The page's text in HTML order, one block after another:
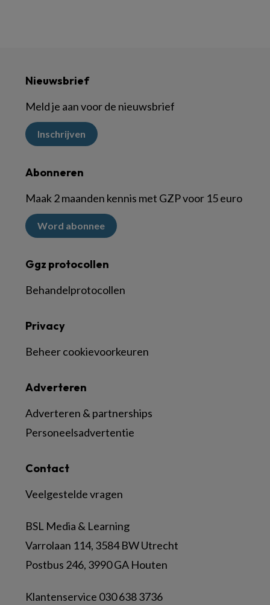
Nieuwsbrief
Meld je aan voor de nieuwsbrief
Inschrijven
Abonneren
Maak 2 maanden kennis met GZP voor 15 euro
Word abonnee
Ggz protocollen
Behandelprotocollen
Contact
Veelgestelde vragen
BSL Media & Learning
Varrolaan 114, 3584 BW Utrecht
Postbus 246, 3990 GA Houten
Klantenservice 030 638 3736
Adverteren
Adverteren & partnerships
Personeelsadvertentie
Privacy
Beheer cookievoorkeuren